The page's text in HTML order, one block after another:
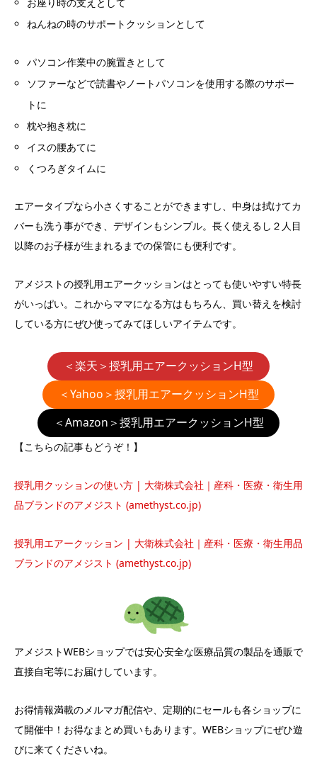
ねんねの時のサポートクッションとして
パソコン作業中の腕置きとして
ソファーなどで読書やノートパソコンを使用する際のサポー
トに
枕や抱き枕に
イスの腰あてに
くつろぎタイムに
エアータイプなら小さくすることができますし、中身は拭けてカ
バーも洗う事ができ、デザインもシンプル。長く使えるし２人目
以降のお子様が生まれるまでの保管にも便利です。
アメジストの授乳用エアークッションはとっても使いやすい特長
がいっぱい。これからママになる方はもちろん、買い替えを検討
している方にぜひ使ってみてほしいアイテムです。
＜楽天＞授乳用エアークッションH型
＜Yahoo＞授乳用エアークッションH型
＜Amazon＞授乳用エアークッションH型
【こちらの記事もどうぞ！】
授乳用クッションの使い方 | 大衛株式会社｜産科・医療・衛生用
品ブランドのアメジスト (amethyst.co.jp)
授乳用エアークッション | 大衛株式会社｜産科・医療・衛生用品
ブランドのアメジスト (amethyst.co.jp)
アメジストWEBショップでは安心安全な医療品質の製品を通販で
直接自宅等にお届けしています。
お得情報満載のメルマガ配信や、定期的にセールも各ショップに
て開催中！お得なまとめ買いもあります。WEBショップにぜひ遊
びに来てくださいね。